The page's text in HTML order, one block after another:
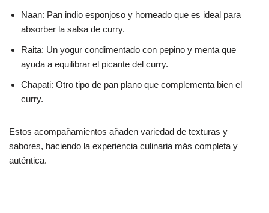
Naan: Pan indio esponjoso y horneado que es ideal para
absorber la salsa de curry.
Raita: Un yogur condimentado con pepino y menta que
ayuda a equilibrar el picante del curry.
Chapati: Otro tipo de pan plano que complementa bien el
curry.
Estos acompañamientos añaden variedad de texturas y
sabores, haciendo la experiencia culinaria más completa y
auténtica.